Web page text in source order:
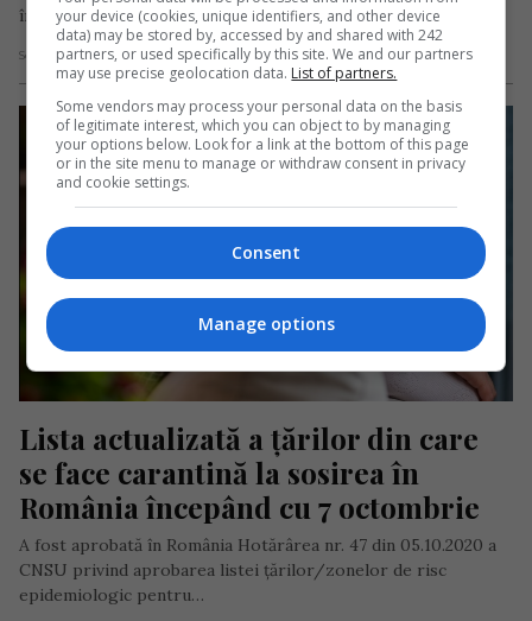
în ultimele săptămâni…
Scris de Daniela Stoica - joi, 8 octombrie 2020
Lista actualizată a țărilor din care
se face carantină la sosirea în
România începând cu 7 octombrie
A fost aprobată în România Hotărârea nr. 47 din 05.10.2020 a
CNSU privind aprobarea listei țărilor/zonelor de risc
epidemiologic pentru…
your device (cookies, unique identifiers, and other device
data) may be stored by, accessed by and shared with 242
partners, or used specifically by this site. We and our partners
may use precise geolocation data. List of partners.
Some vendors may process your personal data on the basis
of legitimate interest, which you can object to by managing
your options below. Look for a link at the bottom of this page
or in the site menu to manage or withdraw consent in privacy
and cookie settings.
Consent
Manage options